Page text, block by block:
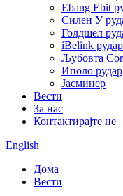
Ebang Ebit
Силен У
Голдшел
iBelink рудар
Љубовта
Иполо рудар
Јасминер
Вести
За нас
Контактирајте не
English
Дома
Вести